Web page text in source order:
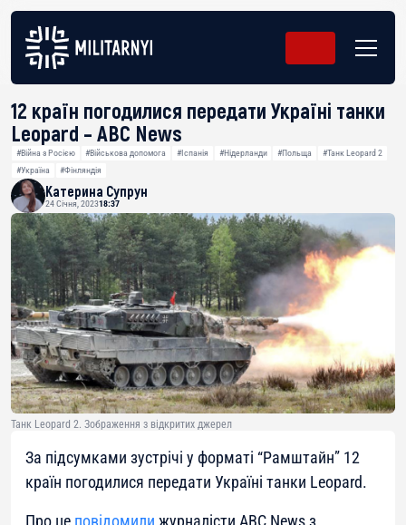
12 країн погодилися передати Україні танки
Leopard – ABC News
#Війна з Росією #Військова допомога #Іспанія #Нідерланди #Польща
#Танк Leopard 2
#Україна
#Фінляндія
Катерина Супрун
24 Січня, 202318:37
Танк Leopard 2. Зображення з відкритих джерел
За підсумками зустрічі у форматі “Рамштайн” 12
країн погодилися передати Україні танки Leopard.